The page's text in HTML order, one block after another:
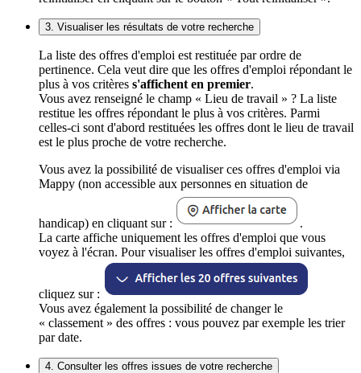
3. Visualiser les résultats de votre recherche
La liste des offres d'emploi est restituée par ordre de
pertinence. Cela veut dire que les offres d'emploi répondant le
plus à vos critères s'affichent en premier.
Vous avez renseigné le champ « Lieu de travail » ? La liste
restitue les offres répondant le plus à vos critères. Parmi
celles-ci sont d'abord restituées les offres dont le lieu de travail
est le plus proche de votre recherche.
Vous avez la possibilité de visualiser ces offres d'emploi via
Mappy (non accessible aux personnes en situation de
handicap) en cliquant sur :
.
La carte affiche uniquement les offres d'emploi que vous
voyez à l'écran. Pour visualiser les offres d'emploi suivantes,
cliquez sur :
Vous avez également la possibilité de changer le
« classement » des offres : vous pouvez par exemple les trier
par date.
4. Consulter les offres issues de votre recherche